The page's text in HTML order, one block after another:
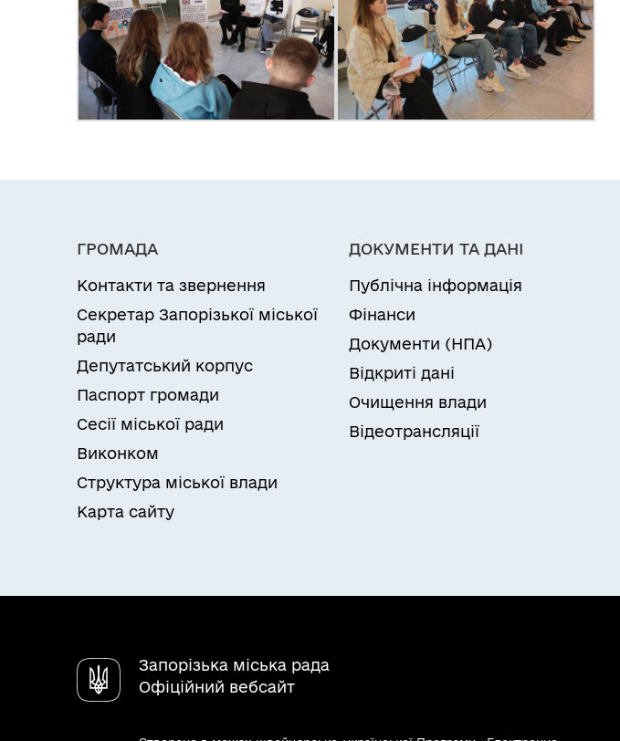
ГРОМАДА
Контакти та звернення
Секретар Запорізької міської
ради
Депутатський корпус
Паспорт громади
Сесії міської ради
Виконком
Структура міської влади
Карта сайту
ДОКУМЕНТИ ТА ДАНІ
Публічна інформація
Фінанси
Документи (НПА)
Відкриті дані
Очищення влади
Відеотрансляції
Запорізька міська рада
Офіційний вебсайт